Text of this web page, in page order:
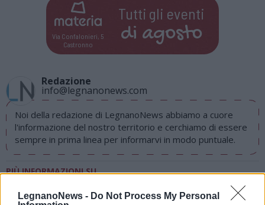
LegnanoNews - Do Not Process My Personal
Via Confalonieri, 5
Castronno
Tutti gli eventi
di agosto
Redazione
info@legnanonews.com
Noi della redazione di LegnanoNews abbiamo a cuore
l'informazione del nostro territorio e cerchiamo di essere
sempre in prima linea per informarvi in modo puntuale.
PIÙ INFORMAZIONI SU
avis legnano
legnano